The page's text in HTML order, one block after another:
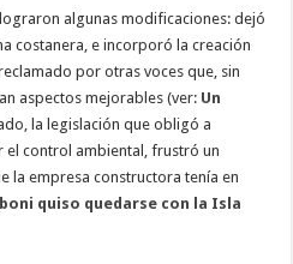
algunas modificaciones: dejó
costanera, e incorporó la creación
por otras voces que, sin
aspectos mejorables (ver: Un
la legislación que obligó a
control ambiental, frustró un
la empresa constructora tenía en
quiso quedarse con la Isla